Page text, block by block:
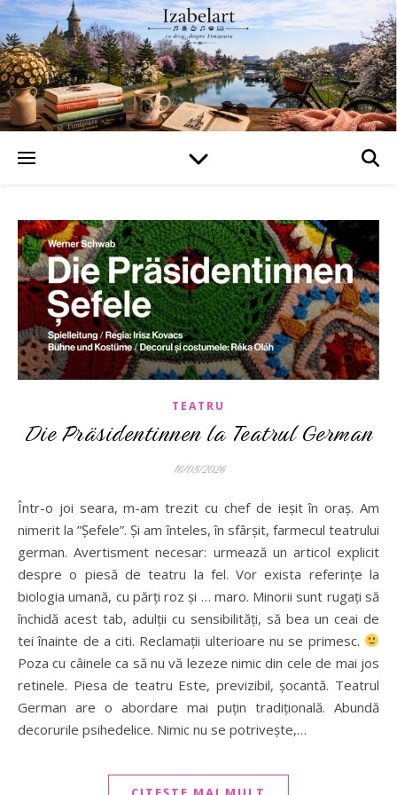
TEATRU
Die Präsidentinnen la Teatrul German
16/05/2026
Într-o joi seara, m-am trezit cu chef de ieșit în oraș. Am
nimerit la ”Șefele”. Și am înteles, în sfârșit, farmecul teatrului
german. Avertisment necesar: urmează un articol explicit
despre o piesă de teatru la fel. Vor exista referințe la
biologia umană, cu părți roz și … maro. Minorii sunt rugați să
închidă acest tab, adulții cu sensibilități, să bea un ceai de
tei înainte de a citi. Reclamații ulterioare nu se primesc.
Poza cu câinele ca să nu vă lezeze nimic din cele de mai jos
retinele. Piesa de teatru Este, previzibil, șocantă. Teatrul
German are o abordare mai puțin tradițională. Abundă
decorurile psihedelice. Nimic nu se potrivește,…